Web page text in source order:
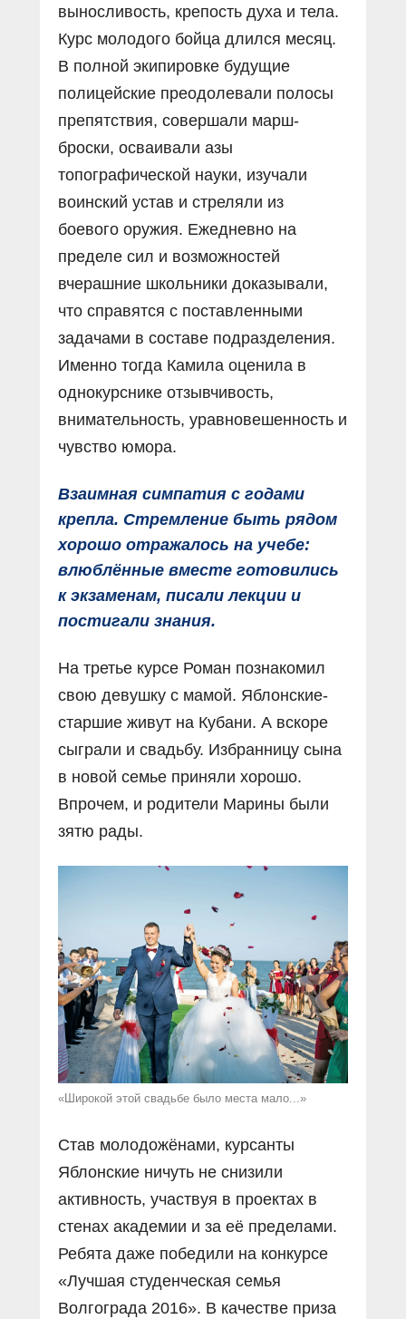
выносливость, крепость духа и тела.
Курс молодого бойца длился месяц.
В полной экипировке будущие
полицейские преодолевали полосы
препятствия, совершали марш-
броски, осваивали азы
топографической науки, изучали
воинский устав и стреляли из
боевого оружия. Ежедневно на
пределе сил и возможностей
вчерашние школьники доказывали,
что справятся с поставленными
задачами в составе подразделения.
Именно тогда Камила оценила в
однокурснике отзывчивость,
внимательность, уравновешенность и
чувство юмора.
Взаимная симпатия с годами
крепла. Стремление быть рядом
хорошо отражалось на учебе:
влюблённые вместе готовились
к экзаменам, писали лекции и
постигали знания.
На третье курсе Роман познакомил
свою девушку с мамой. Яблонские-
старшие живут на Кубани. А вскоре
сыграли и свадьбу. Избранницу сына
в новой семье приняли хорошо.
Впрочем, и родители Марины были
зятю рады.
«Широкой этой свадьбе было места мало...»
Став молодожёнами, курсанты
Яблонские ничуть не снизили
активность, участвуя в проектах в
стенах академии и за её пределами.
Ребята даже победили на конкурсе
«Лучшая студенческая семья
Волгограда 2016». В качестве приза